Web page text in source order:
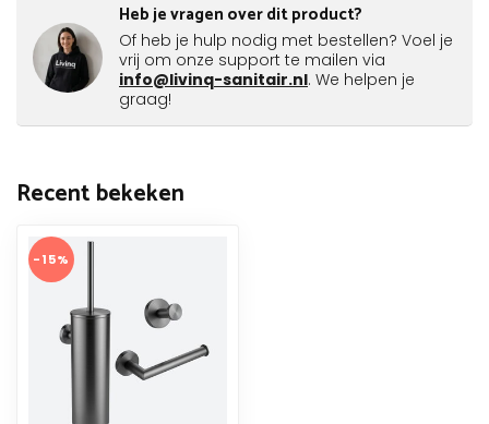
Heb je vragen over dit product?
Of heb je hulp nodig met bestellen? Voel je
vrij om onze support te mailen via
info@livinq-sanitair.nl. We helpen je
graag!
Recent bekeken
-15%